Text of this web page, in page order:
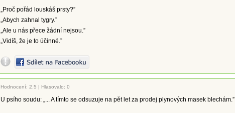
„Proč pořád louskáš prsty?”
„Abych zahnal tygry.”
„Ale u nás přece žádní nejsou.”
„Vidíš, že je to účinné.”
Hodnocení: 2.5 | Hlasovalo: 0
U psího soudu: „... A tímto se odsuzuje na pět let za prodej plynových masek blechám.”